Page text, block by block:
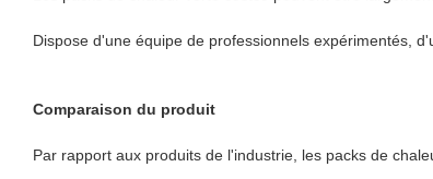
Dispose d'une équipe de professionnels expérimentés,
Comparaison du produit
Par rapport aux produits de l'industrie, les packs de